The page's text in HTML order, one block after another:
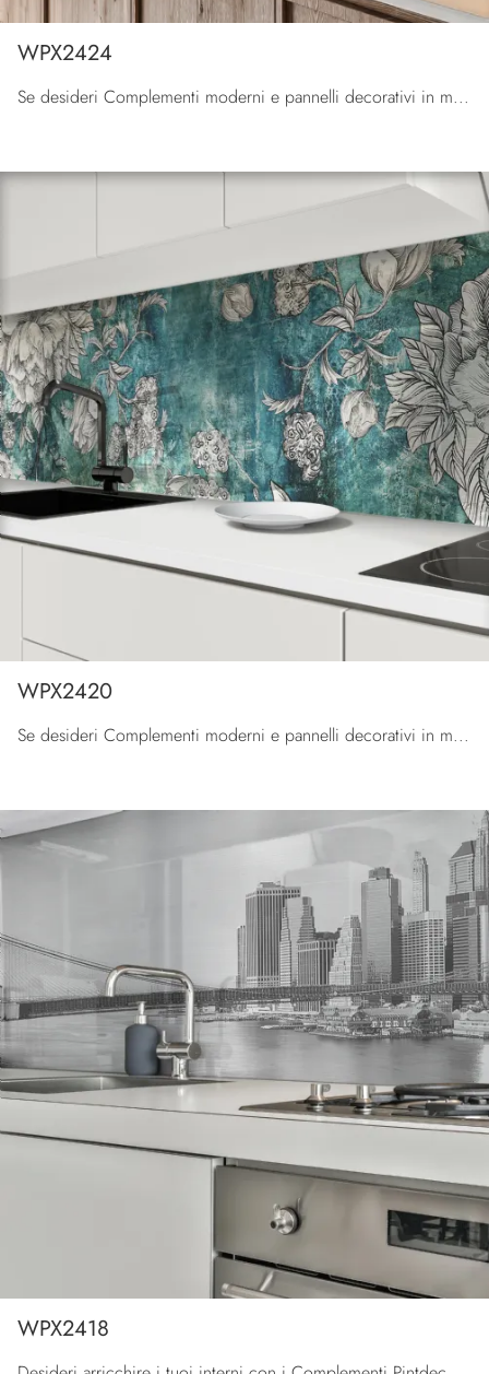
WPX2424
Se desideri Complementi moderni e pannelli decorativi in metallo ottieni informazioni sul modello WPX2424 della marca Pintdecor Wallpanel.
WPX2420
Se desideri Complementi moderni e pannelli decorativi in metallo ottieni informazioni sul modello WPX2420 della marca Pintdecor Wallpanel.
WPX2418